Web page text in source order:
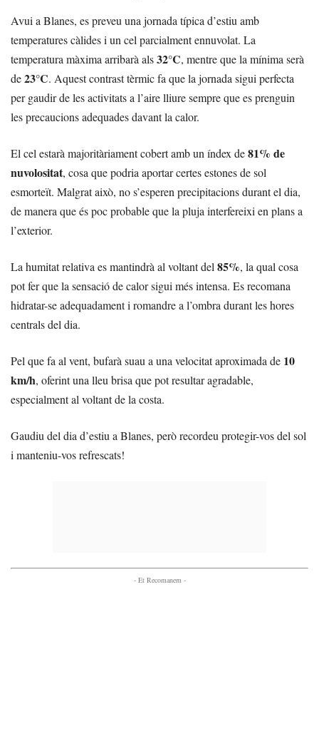
Avui a Blanes, es preveu una jornada típica d’estiu amb
temperatures càlides i un cel parcialment ennuvolat. La
temperatura màxima arribarà als32°C, mentre que la mínima serà
de23°C. Aquest contrast tèrmic fa que la jornada sigui perfecta
per gaudir de les activitats a l’aire lliure sempre que es prenguin
les precaucions adequades davant la calor.
El cel estarà majoritàriament cobert amb un índex de81% de
nuvolositat, cosa que podria aportar certes estones de sol
esmorteït. Malgrat això, no s’esperen precipitacions durant el dia,
de manera que és poc probable que la pluja interfereixi en plans a
l’exterior.
La humitat relativa es mantindrà al voltant del85%, la qual cosa
pot fer que la sensació de calor sigui més intensa. Es recomana
hidratar-se adequadament i romandre a l’ombra durant les hores
centrals del dia.
Pel que fa al vent, bufarà suau a una velocitat aproximada de 10
km/h, oferint una lleu brisa que pot resultar agradable,
especialment al voltant de la costa.
Gaudiu del dia d’estiu a Blanes, però recordeu protegir-vos del sol
i manteniu-vos refrescats!
- Et Recomanem -